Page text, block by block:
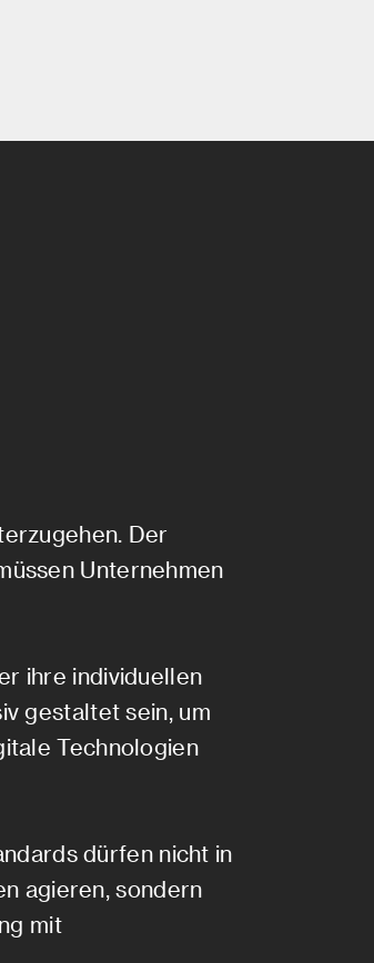
Der
Unternehmen
ihre individuellen
gestaltet sein, um
Technologien
dürfen nicht in
agieren, sondern
mit